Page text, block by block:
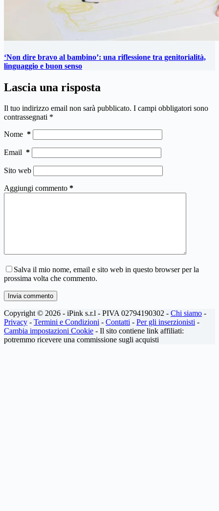
‘Non dire bravo al bambino’: una riflessione tra genitorialità,
linguaggio e buon senso
Lascia una risposta
Il tuo indirizzo email non sarà pubblicato. I campi obbligatori sono
contrassegnati *
Nome *
Email *
Sito web
Aggiungi commento *
Salva il mio nome, email e sito web in questo browser per la
prossima volta che commento.
Invia commento
Copyright © 2026 - iPink s.r.l - PIVA 02794190302 - Chi siamo -
Privacy - Termini e Condizioni - Contatti - Per gli inserzionisti -
Cambia impostazioni Cookie - Il sito contiene link affiliati:
potremmo ricevere una commissione sugli acquisti